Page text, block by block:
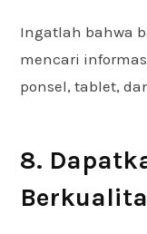
Ingatlah bahwa
mencari
ponsel, tablet,
8.